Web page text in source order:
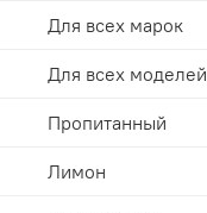
Для всех марок
Для всех моделей
Пропитанный
Лимон